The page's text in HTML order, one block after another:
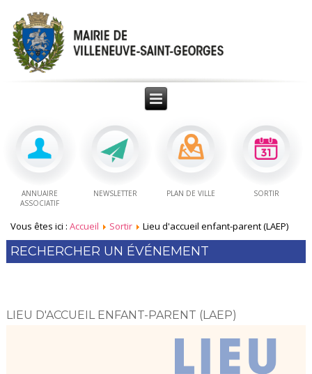
ANNUAIRE
ASSOCIATIF
NEWSLETTER PLAN DE VILLE SORTIR
Vous êtes ici :Accueil Sortir Lieu d'accueil enfant-parent (LAEP)
RECHERCHER UN ÉVÉNEMENT
LIEU D'ACCUEIL ENFANT-PARENT (LAEP)